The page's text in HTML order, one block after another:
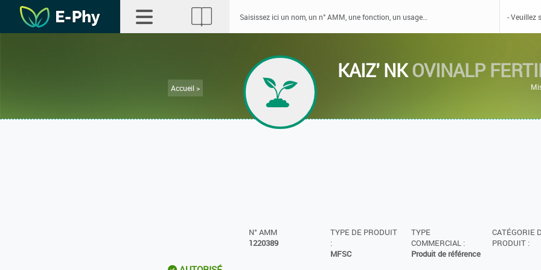
Accueil >
KAIZ' NKOVINALP
N° AMM
1220389
TYPE DE PRODUIT
:
MFSC
TYPE
COMMERCIAL :
Produit de référence
CATÉGORIE
PRODUIT :